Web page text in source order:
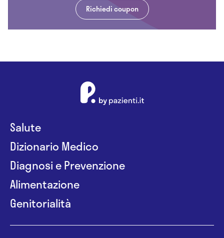
Richiedi coupon
Salute
Dizionario Medico
Diagnosi e Prevenzione
Alimentazione
Genitorialità